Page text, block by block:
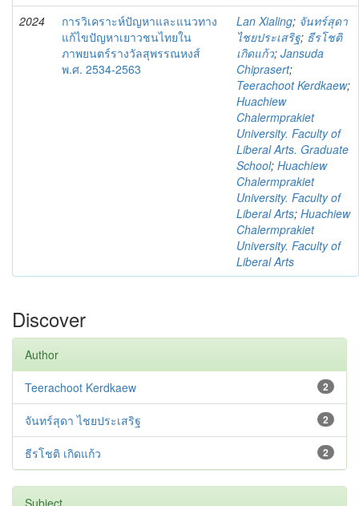
2024
การวิเคราะห์ปัญหาและแนวทาง
แก้ไขปัญหาเยาวชนไทยใน
ภาพยนตร์รางวัลสุพรรณหงส์
พ.ศ. 2534-2563
Lan Xialing; จันทร์สุดา
ไชยประเสริฐ; ธีรโชติ
เกิดแก้ว; Jansuda
Chiprasert;
Teerachoot Kerdkaew;
Huachiew
Chalermprakiet
University. Faculty of
Liberal Arts. Graduate
School; Huachiew
Chalermprakiet
University. Faculty of
Liberal Arts; Huachiew
Chalermprakiet
University. Faculty of
Liberal Arts
Discover
Author
2
Teerachoot Kerdkaew
2
จันทร์สุดา ไชยประเสริฐ
2
ธีรโชติ เกิดแก้ว
Subject